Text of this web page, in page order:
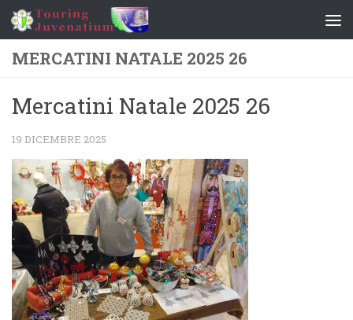
Salta al contenuto
MERCATINI NATALE 2025 26
Mercatini Natale 2025 26
19 DICEMBRE 2025